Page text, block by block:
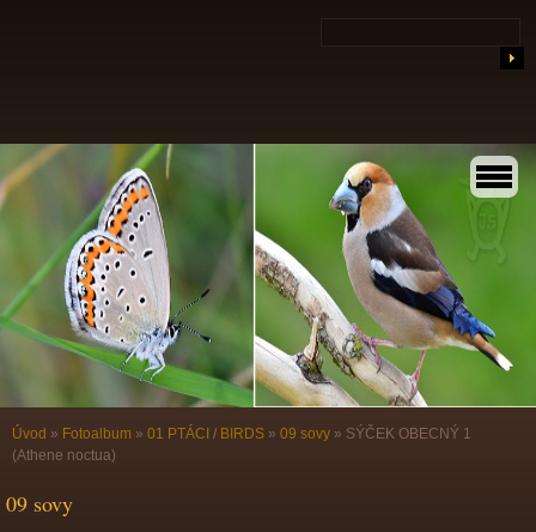
Úvod » Fotoalbum » 01 PTÁCI / BIRDS » 09 sovy » SÝČEK OBECNÝ 1
(Athene noctua)
09 sovy